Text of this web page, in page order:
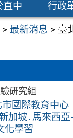
直中 行政
> 最新消息 > 臺
研究組
國際教育中心
加坡․馬來西亞-
化學習